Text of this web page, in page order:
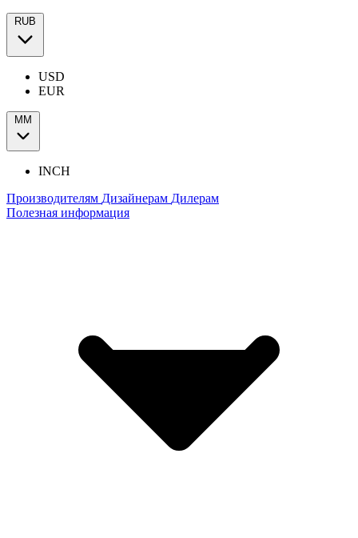
RUB
USD
EUR
ММ
INCH
Производителям Дизайнерам Дилерам
Полезная информация